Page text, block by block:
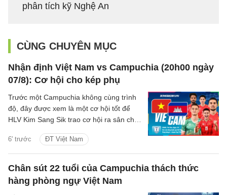
phân tích kỹ Nghệ An
CÙNG CHUYÊN MỤC
Nhận định Việt Nam vs Campuchia (20h00 ngày
07/8): Cơ hội cho kép phụ
6' trước ĐT Việt Nam
Trước một Campuchia không cùng trình
độ, đây được xem là một cơ hội tốt để
HLV Kim Sang Sik trao cơ hội ra sân cho
thêm các phương án nhân sự cho đội
tuyển Việt Nam.
Chân sút 22 tuổi của Campuchia thách thức
hàng phòng ngự Việt Nam